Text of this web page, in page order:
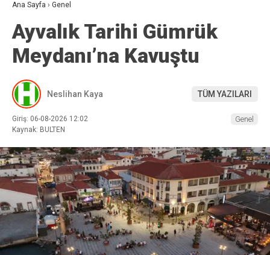
Ana Sayfa › Genel
Ayvalık Tarihi Gümrük
Meydanı’na Kavuştu
Neslihan Kaya TÜM YAZILARI
Giriş: 06-08-2026 12:02
Kaynak: BULTEN
Genel